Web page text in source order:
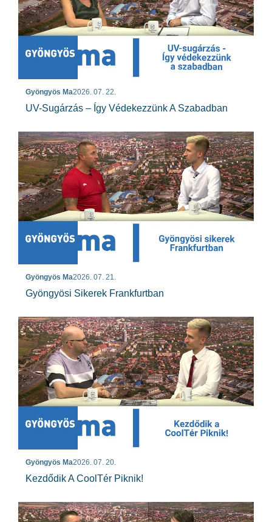
Gyöngyös Ma2026. 07. 22.
UV-Sugárzás – Így Védekezzünk A Szabadban
Gyöngyös Ma2026. 07. 21.
Gyöngyösi Sikerek Frankfurtban
Gyöngyös Ma2026. 07. 20.
Kezdődik A CoolTér Piknik!